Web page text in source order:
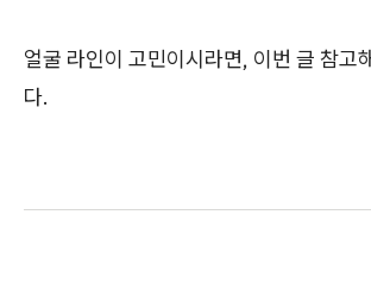
얼굴 라인이 고민이시라면, 이번 글 참고
다.